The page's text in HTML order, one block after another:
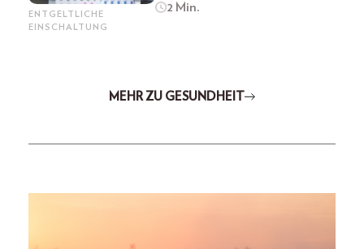
ENTGELTLICHE
EINSCHALTUNG
2 Min.
MEHR ZU GESUNDHEIT